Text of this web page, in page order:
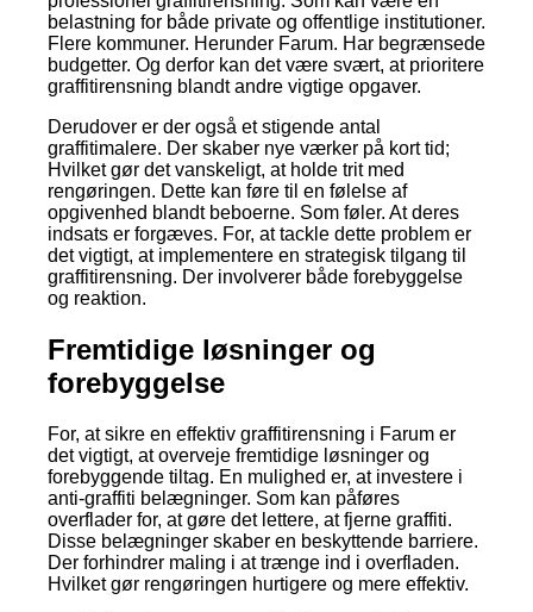
belastning for både private og offentlige institutioner.
Flere kommuner. Herunder Farum. Har begrænsede
budgetter. Og derfor kan det være svært, at prioritere
graffitirensning blandt andre vigtige opgaver.
Derudover er der også et stigende antal
graffitimalere. Der skaber nye værker på kort tid;
Hvilket gør det vanskeligt, at holde trit med
rengøringen. Dette kan føre til en følelse af
opgivenhed blandt beboerne. Som føler. At deres
indsats er forgæves. For, at tackle dette problem er
det vigtigt, at implementere en strategisk tilgang til
graffitirensning. Der involverer både forebyggelse
og reaktion.
Fremtidige løsninger og
forebyggelse
For, at sikre en effektiv graffitirensning i Farum er
det vigtigt, at overveje fremtidige løsninger og
forebyggende tiltag. En mulighed er, at investere i
anti-graffiti belægninger. Som kan påføres
overflader for, at gøre det lettere, at fjerne graffiti.
Disse belægninger skaber en beskyttende barriere.
Der forhindrer maling i at trænge ind i overfladen.
Hvilket gør rengøringen hurtigere og mere effektiv.